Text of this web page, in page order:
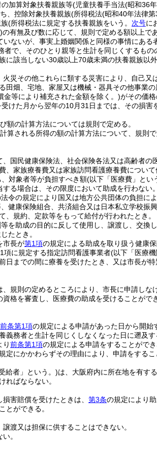
加算対象扶養親族等(児童扶養手当法(昭和36
、控除対象扶養親族(所得税法(昭和40年法律第
(所得税法に規定する扶養親族をいう。 次号に
の有無及び数に応じて、規則で定める額以上で
いないが、事実上婚姻関係と同様の事情にある
者で、そのひとり親等と生計を同じくするも
に該当しない30歳以上70歳未満の扶養親族以
災その他これらに類する災害により、自己
田畑、宅地、家屋又は機械・器具その他事業
金等により補充された金額を除く。)がその価
けた月から翌年の10月31日までは、その損害
額の計算方法については規則で定める。
算される所得の額の計算方法について、規則
国民健康保険法、社会保険各法又は高齢者
、家族療養費又は家族訪問看護療養費につい
対象者等が負担すべき額(以下「医療費」とい
する場合は、その限度において助成を行わない。
令の規定により国又は地方公共団体の負担に
健康保険組合、共済組合又は日本私立学校振
規約、定款等をもって給付が行われたとき。
を助成の目的に反して使用し、譲渡し、交換
たとき。
市長が第1項の規定による助成を取り扱う健康
項に規定する指定訪問看護事業者(以下「医療
日までの間に療養を受けたとき、又は市長が
規則の定めるところにより、市長に申請しな
格を審査し、医療費の助成を受けることが
前条第1項の規定による申請があった日から開始
務者と生計を同じくしなくなった日に遡及す
り前条第1項の規定による申請をすることがで
定にかかわらずその理由により、申請をするこ
給者」という。)は、大阪府内に所在地を有す
ればならない。
害賠償を受けたときは、 第3条の規定により
とができる。
渡又は担保に供することはできない。
。